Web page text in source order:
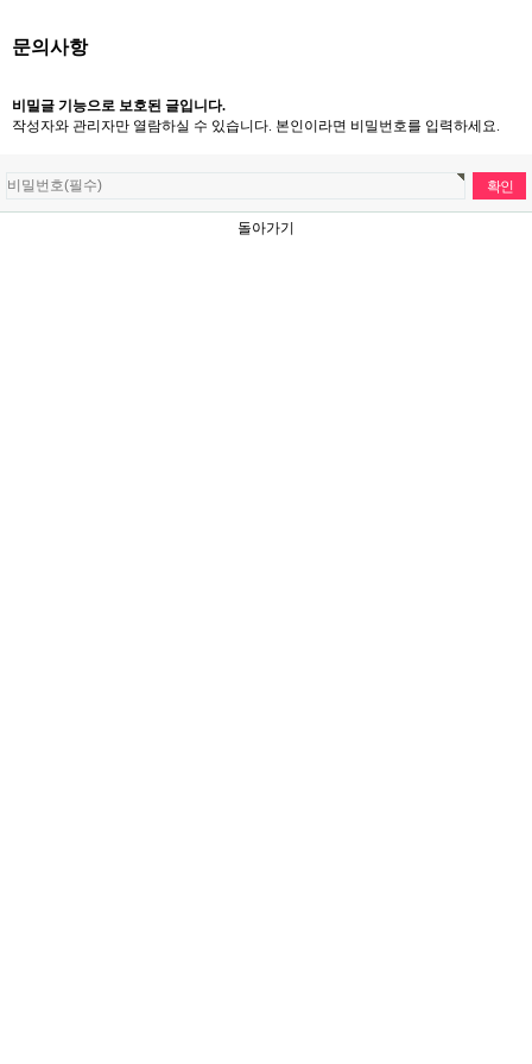
문의사항
비밀글 기능으로 보호된 글입니다.
작성자와 관리자만 열람하실 수 있습니다. 본인이라면 비밀번호를 입력하세요.
돌아가기